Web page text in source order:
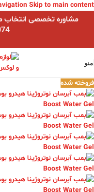
Skip to main content
مشاوره تخصصی انتخاب
منو
فروخته شده